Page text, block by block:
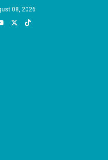
08, 2026